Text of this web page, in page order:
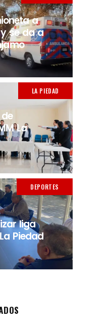
a
se da a
LA PIEDAD
La
DEPORTES
liga
Piedad